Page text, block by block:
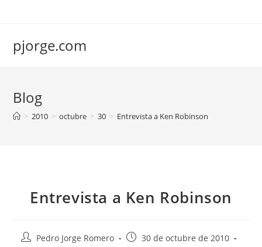
pjorge.com
Blog
> 2010 > octubre > 30 > Entrevista a Ken Robinson
Entrevista a Ken Robinson
AutorPedro Jorge Romero
Publicación
30 de octubre de 2010